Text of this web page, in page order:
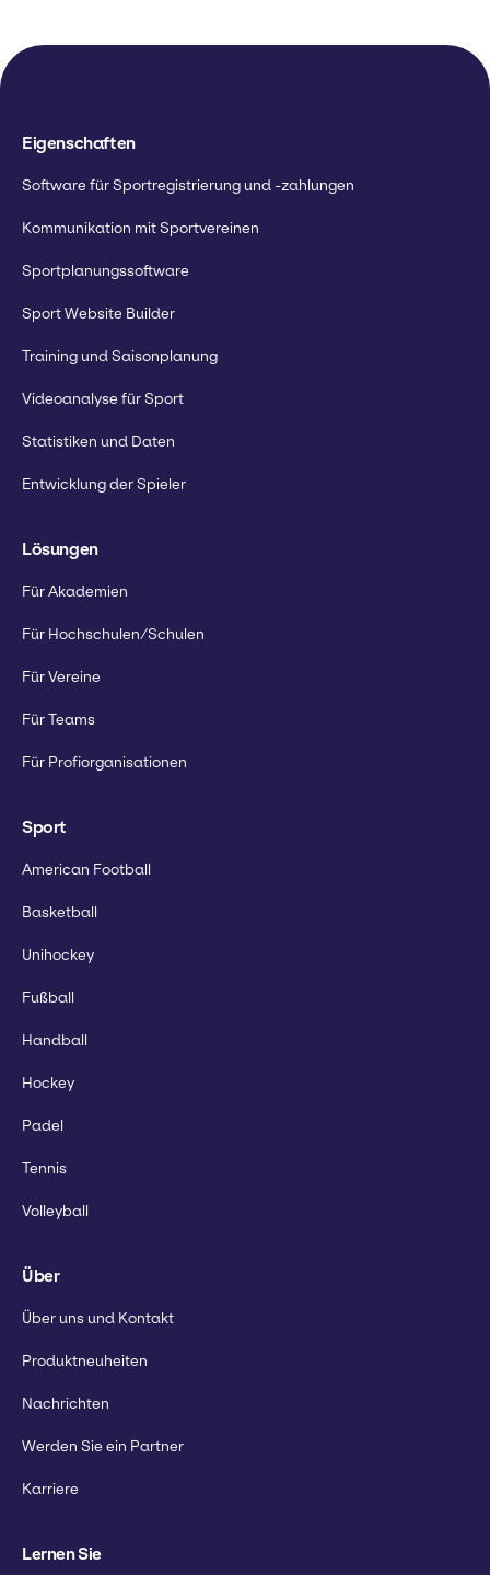
Eigenschaften
Software für Sportregistrierung und -zahlungen
Kommunikation mit Sportvereinen
Sportplanungssoftware
Sport Website Builder
Training und Saisonplanung
Videoanalyse für Sport
Statistiken und Daten
Entwicklung der Spieler
Lösungen
Für Akademien
Für Hochschulen/Schulen
Für Vereine
Für Teams
Für Profiorganisationen
Sport
American Football
Basketball
Unihockey
Fußball
Handball
Hockey
Padel
Tennis
Volleyball
Über
Über uns und Kontakt
Produktneuheiten
Nachrichten
Werden Sie ein Partner
Karriere
Lernen Sie